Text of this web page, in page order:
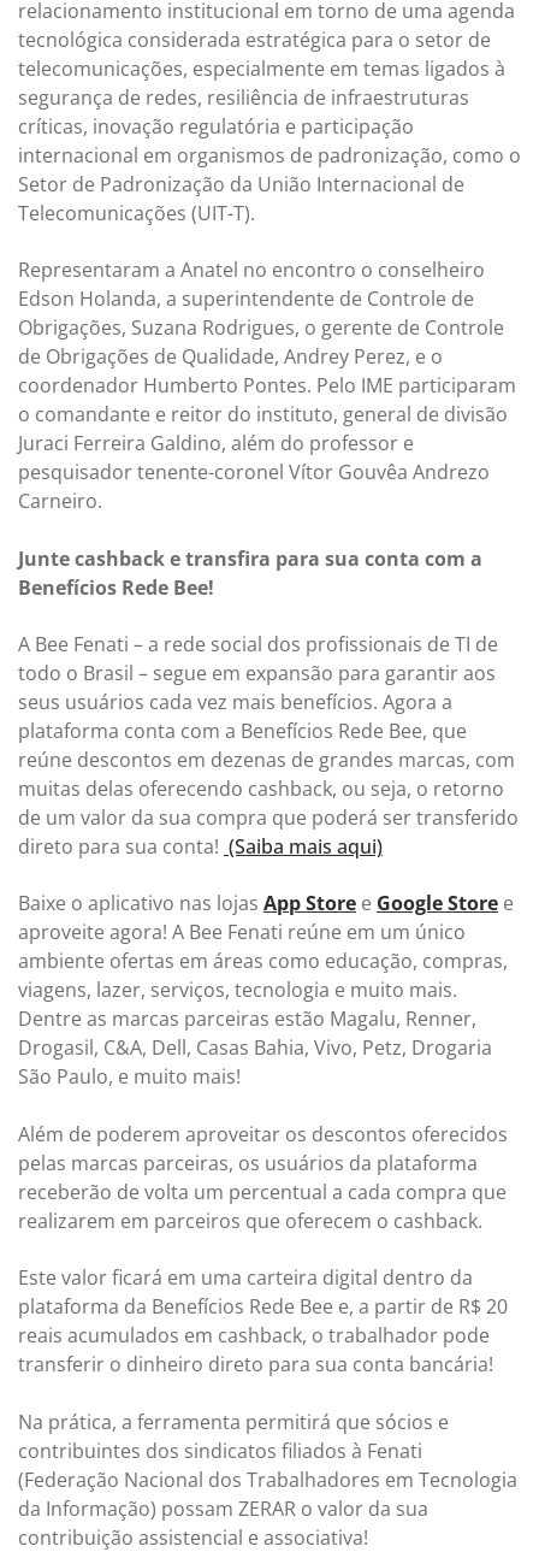
relacionamento institucional em torno de uma agenda
tecnológica considerada estratégica para o setor de
telecomunicações, especialmente em temas ligados à
segurança de redes, resiliência de infraestruturas
críticas, inovação regulatória e participação
internacional em organismos de padronização, como o
Setor de Padronização da União Internacional de
Telecomunicações (UIT-T).
Representaram a Anatel no encontro o conselheiro
Edson Holanda, a superintendente de Controle de
Obrigações, Suzana Rodrigues, o gerente de Controle
de Obrigações de Qualidade, Andrey Perez, e o
coordenador Humberto Pontes. Pelo IME participaram
o comandante e reitor do instituto, general de divisão
Juraci Ferreira Galdino, além do professor e
pesquisador tenente-coronel Vítor Gouvêa Andrezo
Carneiro.
Junte cashback e transfira para sua conta com a
Benefícios Rede Bee!
A Bee Fenati – a rede social dos profissionais de TI de
todo o Brasil – segue em expansão para garantir aos
seus usuários cada vez mais benefícios. Agora a
plataforma conta com a Benefícios Rede Bee, que
reúne descontos em dezenas de grandes marcas, com
muitas delas oferecendo cashback, ou seja, o retorno
de um valor da sua compra que poderá ser transferido
direto para sua conta! (Saiba mais aqui)
Baixe o aplicativo nas lojas App Store e Google Store e
aproveite agora! A Bee Fenati reúne em um único
ambiente ofertas em áreas como educação, compras,
viagens, lazer, serviços, tecnologia e muito mais.
Dentre as marcas parceiras estão Magalu, Renner,
Drogasil, C&A, Dell, Casas Bahia, Vivo, Petz, Drogaria
São Paulo, e muito mais!
Além de poderem aproveitar os descontos oferecidos
pelas marcas parceiras, os usuários da plataforma
receberão de volta um percentual a cada compra que
realizarem em parceiros que oferecem o cashback.
Este valor ficará em uma carteira digital dentro da
plataforma da Benefícios Rede Bee e, a partir de R$ 20
reais acumulados em cashback, o trabalhador pode
transferir o dinheiro direto para sua conta bancária!
Na prática, a ferramenta permitirá que sócios e
contribuintes dos sindicatos filiados à Fenati
(Federação Nacional dos Trabalhadores em Tecnologia
da Informação) possam ZERAR o valor da sua
contribuição assistencial e associativa!